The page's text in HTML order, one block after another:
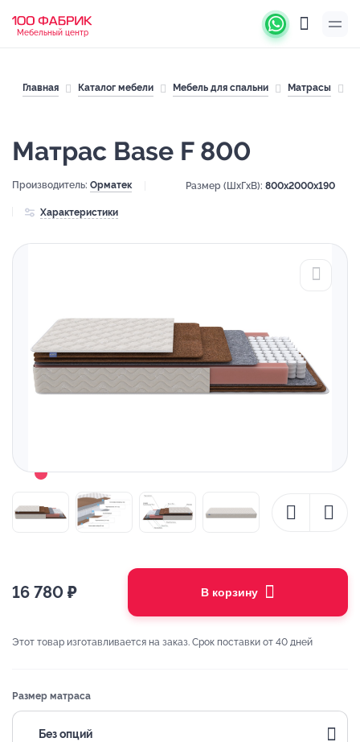
Мебельный центр
Главная Каталог мебели Мебель для спальни Матрасы
Матрас Base F 800
Производитель: Орматек Размер (ШхГхВ): 800x2000x190
Характеристики
16 780 ₽ В корзину
Этот товар изготавливается на заказ. Срок поставки от 40 дней
Размер матраса
Без опций